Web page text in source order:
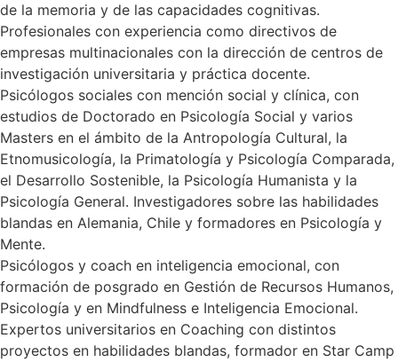
de la memoria y de las capacidades cognitivas.
Profesionales con experiencia como directivos de
empresas multinacionales con la dirección de centros de
investigación universitaria y práctica docente.
Psicólogos sociales con mención social y clínica, con
estudios de Doctorado en Psicología Social y varios
Masters en el ámbito de la Antropología Cultural, la
Etnomusicología, la Primatología y Psicología Comparada,
el Desarrollo Sostenible, la Psicología Humanista y la
Psicología General. Investigadores sobre las habilidades
blandas en Alemania, Chile y formadores en Psicología y
Mente.
Psicólogos y coach en inteligencia emocional, con
formación de posgrado en Gestión de Recursos Humanos,
Psicología y en Mindfulness e Inteligencia Emocional.
Expertos universitarios en Coaching con distintos
proyectos en habilidades blandas, formador en Star Camp